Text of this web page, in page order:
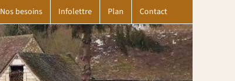
Nos besoins Infolettre Plan Contact